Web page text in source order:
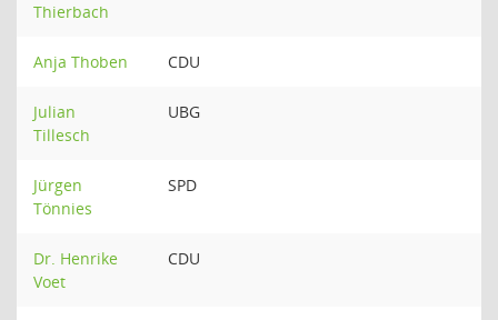
Thierbach
Anja Thoben CDU
Julian
Tillesch
UBG
Jürgen
Tönnies
SPD
Dr. Henrike
Voet
CDU